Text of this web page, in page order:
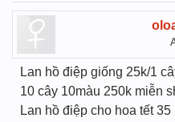
Lan hồ điệp giống 25k/1
10 cây 10màu 250k miễn
Lan hồ điệp cho hoa tết 35